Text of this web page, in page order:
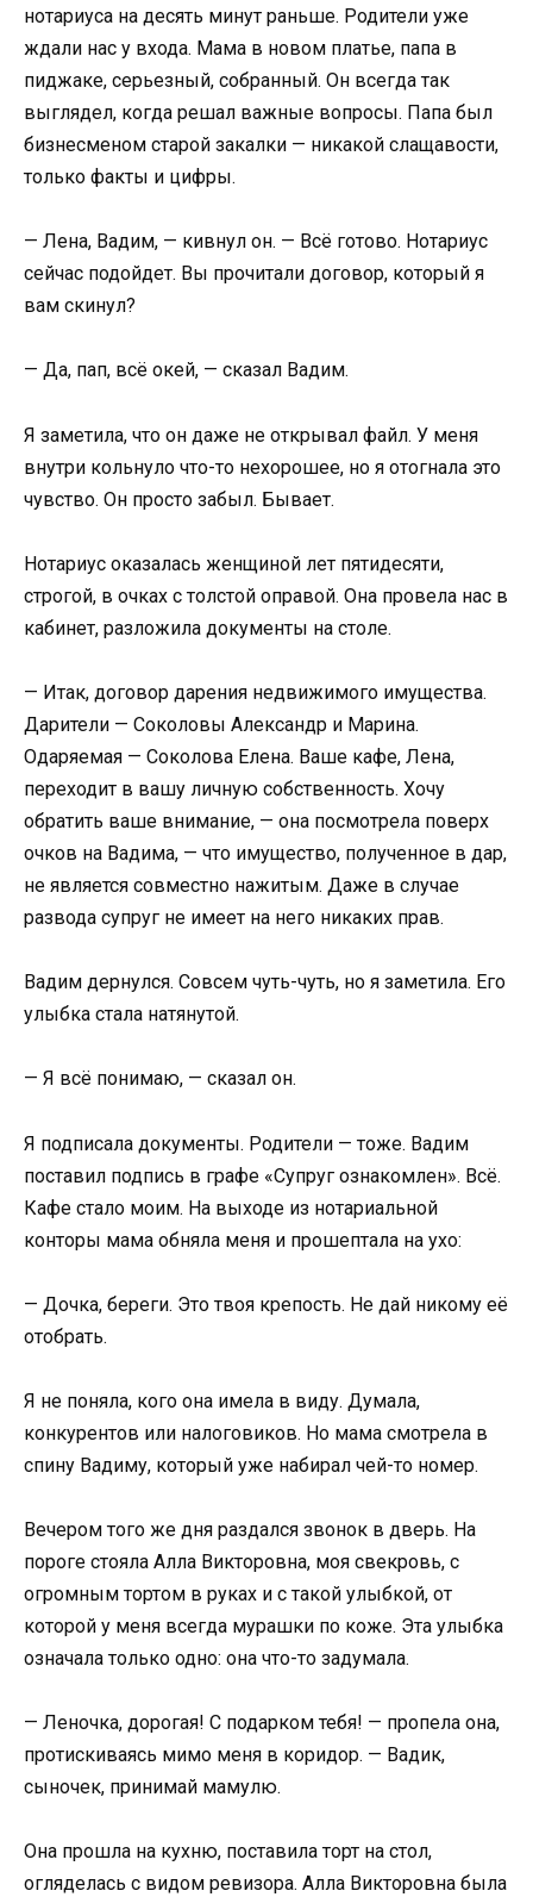
нотариуса на десять минут раньше. Родители уже
ждали нас у входа. Мама в новом платье, папа в
пиджаке, серьезный, собранный. Он всегда так
выглядел, когда решал важные вопросы. Папа был
бизнесменом старой закалки — никакой слащавости,
только факты и цифры.
— Лена, Вадим, — кивнул он. — Всё готово. Нотариус
сейчас подойдет. Вы прочитали договор, который я
вам скинул?
— Да, пап, всё окей, — сказал Вадим.
Я заметила, что он даже не открывал файл. У меня
внутри кольнуло что-то нехорошее, но я отогнала это
чувство. Он просто забыл. Бывает.
Нотариус оказалась женщиной лет пятидесяти,
строгой, в очках с толстой оправой. Она провела нас в
кабинет, разложила документы на столе.
— Итак, договор дарения недвижимого имущества.
Дарители — Соколовы Александр и Марина.
Одаряемая — Соколова Елена. Ваше кафе, Лена,
переходит в вашу личную собственность. Хочу
обратить ваше внимание, — она посмотрела поверх
очков на Вадима, — что имущество, полученное в дар,
не является совместно нажитым. Даже в случае
развода супруг не имеет на него никаких прав.
Вадим дернулся. Совсем чуть-чуть, но я заметила. Его
улыбка стала натянутой.
— Я всё понимаю, — сказал он.
Я подписала документы. Родители — тоже. Вадим
поставил подпись в графе «Супруг ознакомлен». Всё.
Кафе стало моим. На выходе из нотариальной
конторы мама обняла меня и прошептала на ухо:
— Дочка, береги. Это твоя крепость. Не дай никому её
отобрать.
Я не поняла, кого она имела в виду. Думала,
конкурентов или налоговиков. Но мама смотрела в
спину Вадиму, который уже набирал чей-то номер.
Вечером того же дня раздался звонок в дверь. На
пороге стояла Алла Викторовна, моя свекровь, с
огромным тортом в руках и с такой улыбкой, от
которой у меня всегда мурашки по коже. Эта улыбка
означала только одно: она что-то задумала.
— Леночка, дорогая! С подарком тебя! — пропела она,
протискиваясь мимо меня в коридор. — Вадик,
сыночек, принимай мамулю.
Она прошла на кухню, поставила торт на стол,
огляделась с видом ревизора. Алла Викторовна была